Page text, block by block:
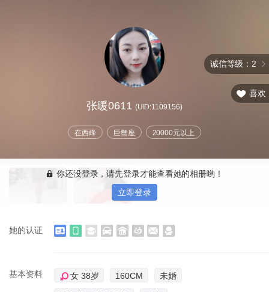
诚信等级：2
张暖0611 (UID:1109156)
在西峰 巨蟹座 20000元以上
喜欢
你还没登录，请先登录才能查看她的相册哟！
立即登录
她的认证
基本资料 女 38岁 160CM 未婚